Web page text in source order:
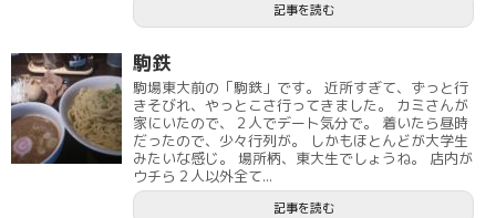
記事を読む
駒鉄
駒場東大前の「駒鉄」です。 近所すぎて、ずっと行
きそびれ、やっとこさ行ってきました。 カミさんが
家にいたので、２人でデート気分で。 着いたら昼時
だったので、少々行列が。 しかもほとんどが大学生
みたいな感じ。 場所柄、東大生でしょうね。 店内が
ウチら２人以外全て...
記事を読む